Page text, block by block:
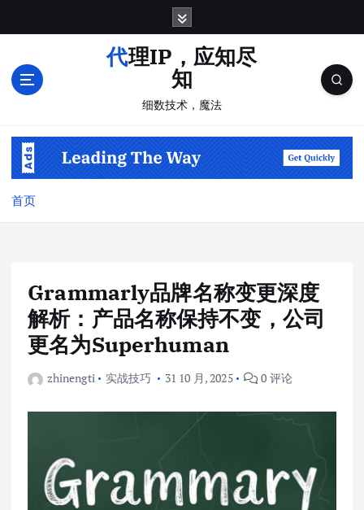
代理IP，应知尽
知
细数技术，魔法
首页
Grammarly品牌名称变更深度
解析：产品名称保持不变，公司
更名为Superhuman
zhinengti 实战技巧 31 10 月, 2025 0 评论